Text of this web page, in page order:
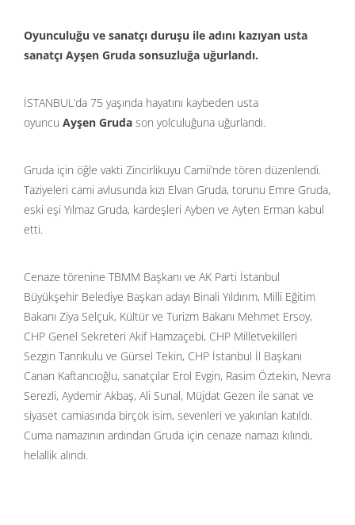
Oyunculuğu ve sanatçı duruşu ile adını kazıyan usta
sanatçı Ayşen Gruda sonsuzluğa uğurlandı.
İSTANBUL’da 75 yaşında hayatını kaybeden usta
oyuncu Ayşen Gruda son yolculuğuna uğurlandı.
Gruda için öğle vakti Zincirlikuyu Camii’nde tören düzenlendi.
Taziyeleri cami avlusunda kızı Elvan Gruda, torunu Emre Gruda,
eski eşi Yılmaz Gruda, kardeşleri Ayben ve Ayten Erman kabul
etti.
Cenaze törenine TBMM Başkanı ve AK Parti İstanbul
Büyükşehir Belediye Başkan adayı Binali Yıldırım, Milli Eğitim
Bakanı Ziya Selçuk, Kültür ve Turizm Bakanı Mehmet Ersoy,
CHP Genel Sekreteri Akif Hamzaçebi, CHP Milletvekilleri
Sezgin Tanrıkulu ve Gürsel Tekin, CHP İstanbul İl Başkanı
Canan Kaftancıoğlu, sanatçılar Erol Evgin, Rasim Öztekin, Nevra
Serezli, Aydemir Akbaş, Ali Sunal, Müjdat Gezen ile sanat ve
siyaset camiasında birçok isim, sevenleri ve yakınları katıldı.
Cuma namazının ardından Gruda için cenaze namazı kılındı,
helallik alındı.